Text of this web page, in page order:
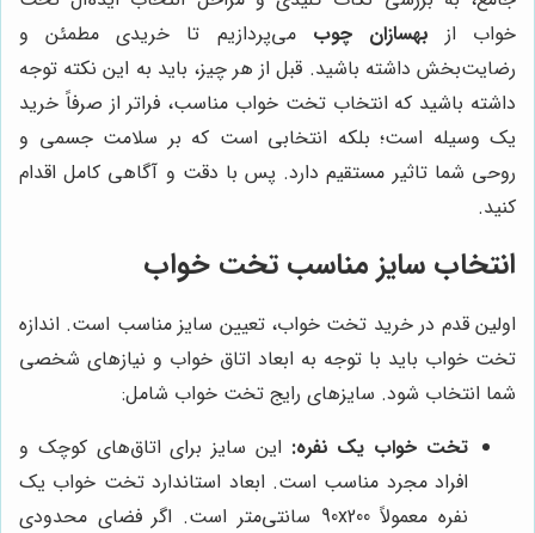
خواب از بهسازان چوب می‌پردازیم تا خریدی مطمئن و
رضایت‌بخش داشته باشید. قبل از هر چیز، باید به این نکته توجه
داشته باشید که انتخاب تخت خواب مناسب، فراتر از صرفاً خرید
یک وسیله است؛ بلکه انتخابی است که بر سلامت جسمی و
روحی شما تاثیر مستقیم دارد. پس با دقت و آگاهی کامل اقدام
کنید.
انتخاب سایز مناسب تخت خواب
اولین قدم در خرید تخت خواب، تعیین سایز مناسب است. اندازه
تخت خواب باید با توجه به ابعاد اتاق خواب و نیازهای شخصی
شما انتخاب شود. سایزهای رایج تخت خواب شامل:
تخت خواب یک نفره: این سایز برای اتاق‌های کوچک و
افراد مجرد مناسب است. ابعاد استاندارد تخت خواب یک
نفره معمولاً 90x200 سانتی‌متر است. اگر فضای محدودی